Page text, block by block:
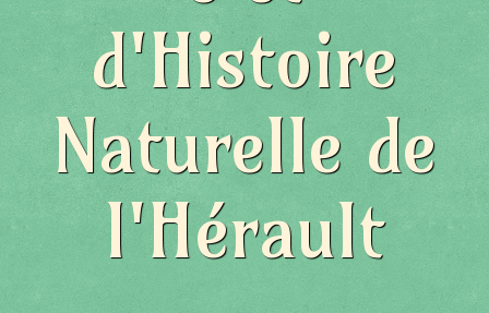
d'Histoire
Naturelle de
l'Hérault